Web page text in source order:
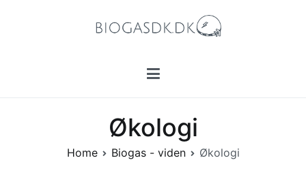
Økologi
Home Biogas - viden Økologi